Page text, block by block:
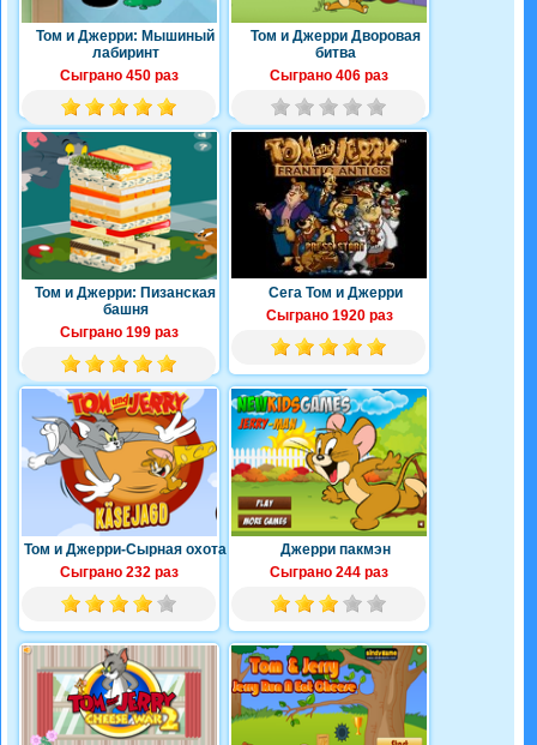
Том и Джерри: Мышиный
лабиринт
Сыграно 450 раз
Том и Джерри Дворовая
битва
Сыграно 406 раз
Том и Джерри: Пизанская
башня
Сыграно 199 раз
Сега Том и Джерри
Сыграно 1920 раз
Том и Джерри-Сырная охота
Сыграно 232 раз
Джерри пакмэн
Сыграно 244 раз